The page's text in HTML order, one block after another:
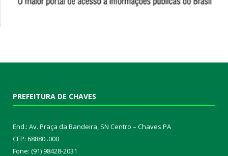
PREFEITURA DE CHAVES
End.: Av. Praça da Bandeira, SN Centro – Chaves PA
CEP: 68880 .000
Fone: (91) 98428-2031